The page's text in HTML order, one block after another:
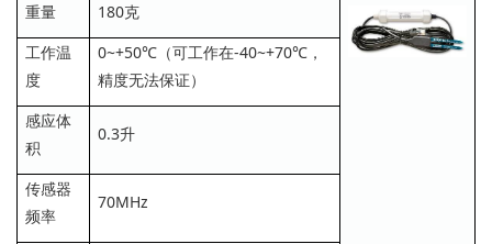
重量
180克
工作温
度
0~+50℃（可工作在-40~+70℃，
精度无法保证）
感应体
积
0.3升
传感器
频率
70MHz